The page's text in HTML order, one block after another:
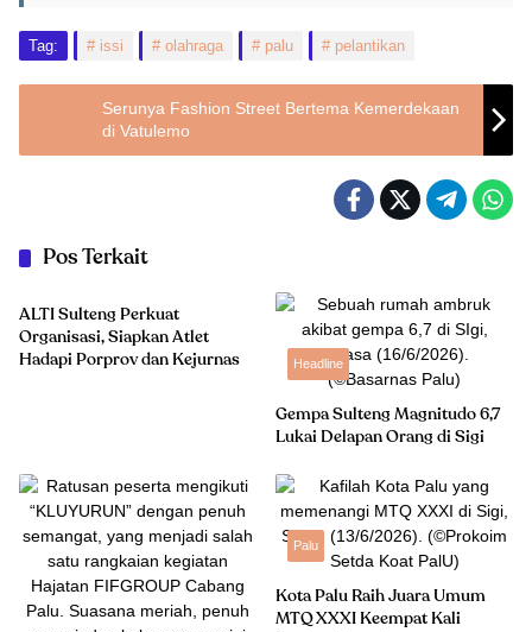
Tag: issi olahraga palu pelantikan
Serunya Fashion Street Bertema Kemerdekaan
di Vatulemo
Pos Terkait
Kesehatan
ALTI Sulteng Perkuat
Organisasi, Siapkan Atlet
Hadapi Porprov dan Kejurnas
Headline
Gempa Sulteng Magnitudo 6,7
Lukai Delapan Orang di Sigi
Palu
Kota Palu Raih Juara Umum
MTQ XXXI Keempat Kali